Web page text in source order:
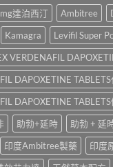
達泊西汀 Ambitree
Kamagra Levifil Super
VERDENAFIL
DAPOXETINE TABLETS
DAPOXETINE TABLETS
助勃+延時 助勃 + 延
印度Ambitree製藥
印度